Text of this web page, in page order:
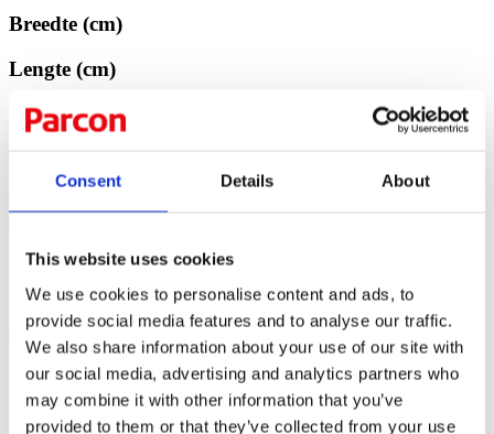
Consent Details About
This website uses cookies
We use cookies to personalise content and ads, to
provide social media features and to analyse our traffic.
We also share information about your use of our site with
our social media, advertising and analytics partners who
may combine it with other information that you’ve
provided to them or that they’ve collected from your use
Breedte (cm)
Lengte (cm)
Vermogen (pk)
Zweefmaaiers
Filters
×
Bodemtype
Boottype